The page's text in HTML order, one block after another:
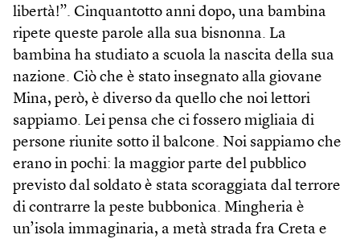
libertà!”. Cinquantotto anni dopo, una bambina
ripete queste parole alla sua bisnonna. La
bambina ha studiato a scuola la nascita della sua
nazione. Ciò che è stato insegnato alla giovane
Mina, però, è diverso da quello che noi lettori
sappiamo. Lei pensa che ci fossero migliaia di
persone riunite sotto il balcone. Noi sappiamo che
erano in pochi: la maggior parte del pubblico
previsto dal soldato è stata scoraggiata dal terrore
di contrarre la peste bubbonica. Mingheria è
un’isola immaginaria, a metà strada fra Creta e